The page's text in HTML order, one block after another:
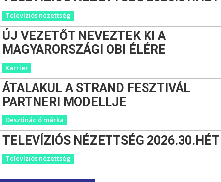
Televíziós nézettség
ÚJ VEZETŐT NEVEZTEK KI A
MAGYARORSZÁGI OBI ÉLÉRE
Karrier
ÁTALAKUL A STRAND FESZTIVÁL
PARTNERI MODELLJE
Desztináció márka
TELEVÍZIÓS NÉZETTSÉG 2026.30.HÉT
Televíziós nézettség